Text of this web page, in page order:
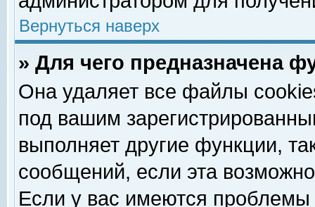
Вернуться наверх
» Для чего предназначена
Она удаляет все файлы
под вашим
выполняет другие функции,
сообщений, если эта
Если у вас имеются